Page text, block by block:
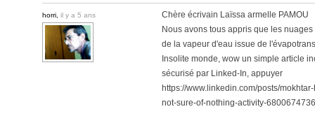
horri, il y a 5 ans
Chère écrivain Laïssa armelle PAMOU
Nous avons tous appris que les
de la vapeur d'eau issue de
Insolite monde, wow un simple article
sécurisé par Linked-In, appuyer
https://www.linkedin.com/posts/
not-sure-of-nothing-activity-